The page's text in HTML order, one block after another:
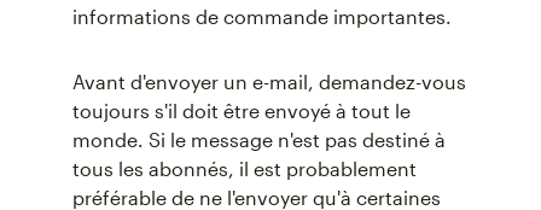
informations de commande importantes.
Avant d'envoyer un e-mail, demandez-vous
toujours s'il doit être envoyé à tout le
monde. Si le message n'est pas destiné à
tous les abonnés, il est probablement
préférable de ne l'envoyer qu'à certaines